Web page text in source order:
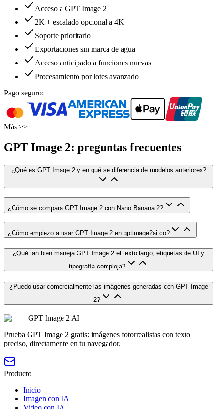
Acceso a GPT Image 2
2K + escalado opcional a 4K
Soporte prioritario
Exportaciones sin marca de agua
Acceso anticipado a funciones nuevas
Procesamiento por lotes avanzado
Pago seguro:
Más >>
GPT Image 2: preguntas frecuentes
¿Qué es GPT Image 2 y en qué se diferencia de modelos anteriores?
¿Cómo se compara GPT Image 2 con Nano Banana 2?
¿Cómo empiezo a usar GPT Image 2 en gptimage2ai.co?
¿Qué tan bien maneja GPT Image 2 el texto largo, etiquetas de UI y
tipografía compleja?
¿Puedo usar comercialmente las imágenes generadas con GPT Image
2?
GPT Image 2 AI
Prueba GPT Image 2 gratis: imágenes fotorrealistas con texto
preciso, directamente en tu navegador.
Producto
Inicio
Imagen con IA
Video con IA